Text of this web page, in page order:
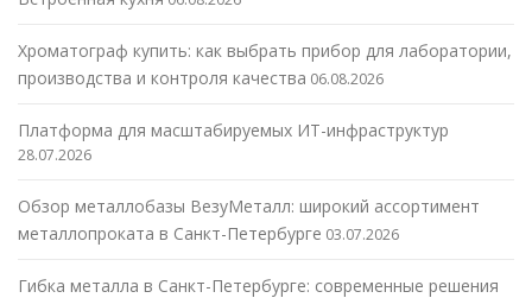
Хроматограф купить: как выбрать прибор для лаборатории,
производства и контроля качества 06.08.2026
Платформа для масштабируемых ИТ-инфраструктур
28.07.2026
Обзор металлобазы ВезуМеталл: широкий ассортимент
металлопроката в Санкт-Петербурге 03.07.2026
Гибка металла в Санкт-Петербурге: современные решения